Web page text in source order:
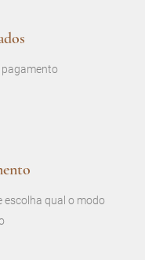
pagamento
escolha qual o modo